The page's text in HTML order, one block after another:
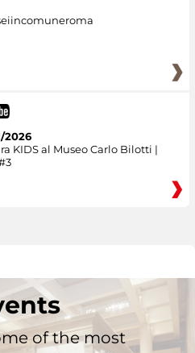
2026
KIDS al Museo Carlo Bilotti |
of the most